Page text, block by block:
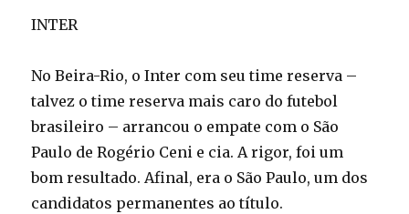
INTER
No Beira-Rio, o Inter com seu time reserva –
talvez o time reserva mais caro do futebol
brasileiro – arrancou o empate com o São
Paulo de Rogério Ceni e cia. A rigor, foi um
bom resultado. Afinal, era o São Paulo, um dos
candidatos permanentes ao título.